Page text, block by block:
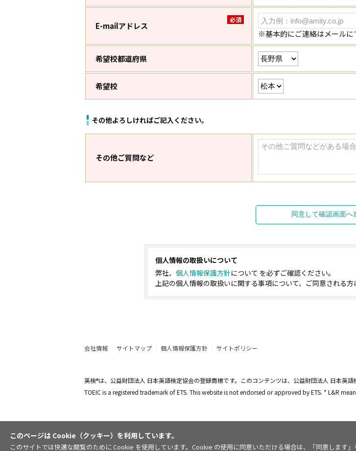
このページは Cookie（クッキー）を利用しています。
このサイトでは快適な閲覧のために Cookie を使用しています。Cookie の使用に同意いただける場合は、「同意します
E-mailアドレス
必須
※基本的にご連絡はメールに
希望校都道府県
希望校
その他よろしければご記入ください。
その他ご質問など
同意して確認画面へ
個人情報の取扱いについて
弊社、 個人情報保護方針について を必ずご確認ください。
上記の個人情報の取扱いに関する事項について、ご同意される方
会社情報 サイトマップ 個人情報保護方針 サイトポリシー
英検®は、公益財団法人 日本英語検定協会の登録商標です。このコンテンツは、公益財団法人 日本英
TOEIC is a registered trademark of ETS. This website is not endorsed or approved by ETS. * L&R means